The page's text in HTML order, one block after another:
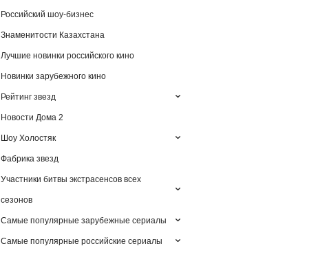
Российский шоу-бизнес
Знаменитости Казахстана
Лучшие новинки российского кино
Новинки зарубежного кино
Рейтинг звезд
Новости Дома 2
Шоу Холостяк
Фабрика звезд
Участники битвы экстрасенсов всех
сезонов
Самые популярные зарубежные сериалы
Самые популярные российские сериалы